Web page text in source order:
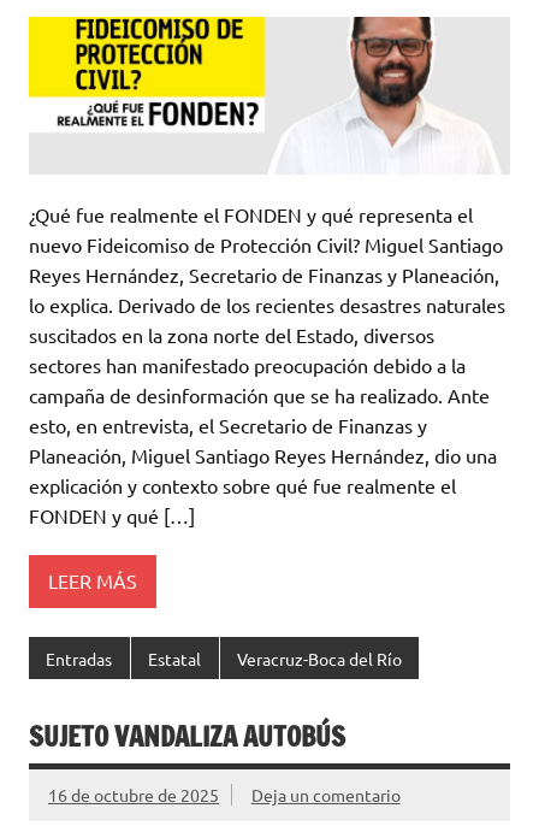
¿Qué fue realmente el FONDEN y qué representa el
nuevo Fideicomiso de Protección Civil? Miguel Santiago
Reyes Hernández, Secretario de Finanzas y Planeación,
lo explica. Derivado de los recientes desastres naturales
suscitados en la zona norte del Estado, diversos
sectores han manifestado preocupación debido a la
campaña de desinformación que se ha realizado. Ante
esto, en entrevista, el Secretario de Finanzas y
Planeación, Miguel Santiago Reyes Hernández, dio una
explicación y contexto sobre qué fue realmente el
FONDEN y qué […]
LEER MÁS
Entradas Estatal Veracruz-Boca del Río
SUJETO VANDALIZA AUTOBÚS
16 de octubre de 2025 Deja un comentario